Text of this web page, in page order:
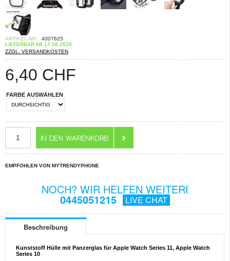
ARTIKEL-NR.: 4007625
LIEFERBAR AB 17.08.2026
ZZGL. VERSANDKOSTEN
6,40 CHF
FARBE AUSWÄHLEN
EMPFOHLEN VON MYTRENDYPHONE
NOCH? WIR HELFEN WEITERI
0445051215 LIVE CHAT
Beschreibung
Kunststoff Hülle mit Panzerglas für Apple Watch Series 11, Apple Watch
Series 10